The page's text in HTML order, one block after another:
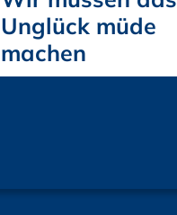
Unglück müde
machen